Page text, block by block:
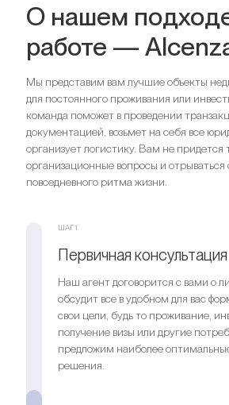
О нашем
работе —
Мы представим вам лучшие объекты
для постоянного проживания или
команда поможет в проведении
документацией, возьмет на себя все
организует логистику. Вам не придется
организационные вопросы и отрываться
повседневного ритма жизни.
ШАГ 1.
Первичная консультация
Наш агент договорится с вами о
обсудит все в удобном для вас
свои цели, будь то проживание,
получение визы или другие
предложим наиболее
решения.